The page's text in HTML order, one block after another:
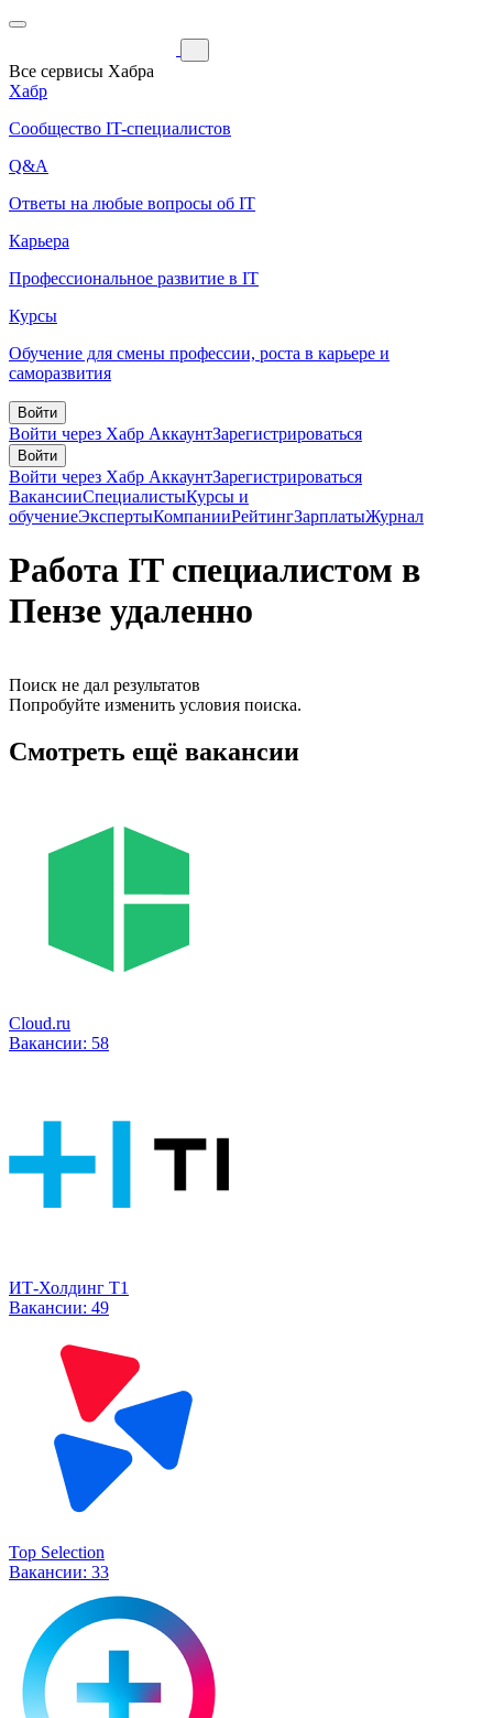
Все сервисы Хабра
Хабр
Сообщество IT-специалистов
Q&A
Ответы на любые вопросы об IT
Карьера
Профессиональное развитие в IT
Курсы
Обучение для смены профессии, роста в карьере и
саморазвития
Войти
Войти через Хабр АккаунтЗарегистрироваться
Войти
Войти через Хабр АккаунтЗарегистрироваться
ВакансииСпециалистыКурсы и
обучениеЭкспертыКомпанииРейтингЗарплатыЖурнал
Работа IT специалистом в
Пензе удаленно
Поиск не дал результатов
Попробуйте изменить условия поиска.
Смотреть ещё вакансии
Cloud.ru
Вакансии: 58
ИТ-Холдинг Т1
Вакансии: 49
Top Selection
Вакансии: 33